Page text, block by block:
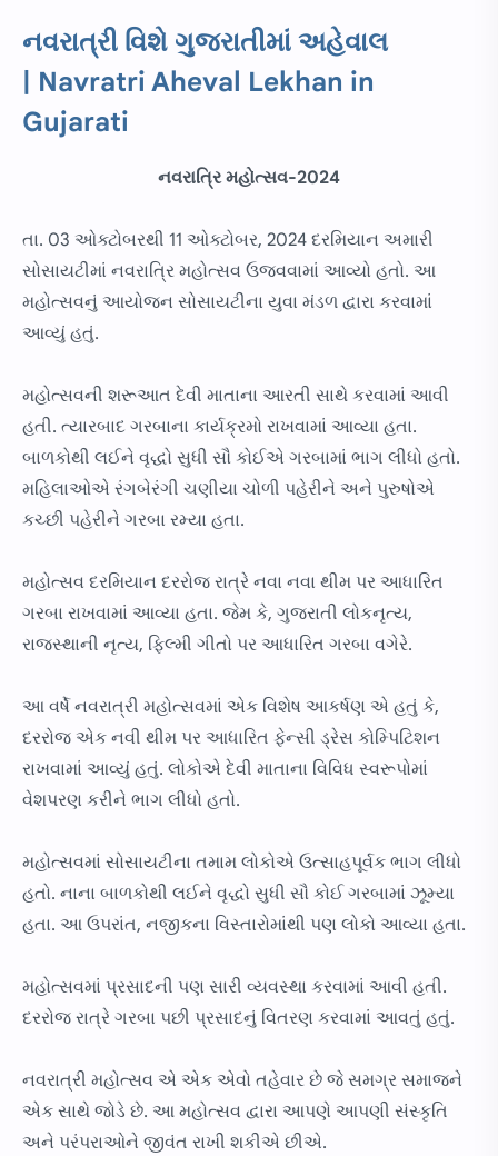
નવરાત્રી વિશે ગુજરાતીમાં અહેવાલ
| Navratri Aheval Lekhan in
Gujarati
નવરાત્રિ મહોત્સવ-2024
તા. 03 ઓક્ટોબરથી 11 ઓક્ટોબર, 2024 દરમિયાન અમારી
સોસાયટીમાં નવરાત્રિ મહોત્સવ ઉજવવામાં આવ્યો હતો. આ
મહોત્સવનું આયોજન સોસાયટીના યુવા મંડળ દ્વારા કરવામાં
આવ્યું હતું.
મહોત્સવની શરૂઆત દેવી માતાના આરતી સાથે કરવામાં આવી
હતી. ત્યારબાદ ગરબાના કાર્યક્રમો રાખવામાં આવ્યા હતા.
બાળકોથી લઈને વૃદ્ધો સુધી સૌ કોઈએ ગરબામાં ભાગ લીધો હતો.
મહિલાઓએ રંગબેરંગી ચણીયા ચોળી પહેરીને અને પુરુષોએ
કચ્છી પહેરીને ગરબા રમ્યા હતા.
મહોત્સવ દરમિયાન દરરોજ રાત્રે નવા નવા થીમ પર આધારિત
ગરબા રાખવામાં આવ્યા હતા. જેમ કે, ગુજરાતી લોકનૃત્ય,
રાજસ્થાની નૃત્ય, ફિલ્મી ગીતો પર આધારિત ગરબા વગેરે.
આ વર્ષે નવરાત્રી મહોત્સવમાં એક વિશેષ આકર્ષણ એ હતું કે,
દરરોજ એક નવી થીમ પર આધારિત ફેન્સી ડ્રેસ કોમ્પિટિશન
રાખવામાં આવ્યું હતું. લોકોએ દેવી માતાના વિવિધ સ્વરૂપોમાં
વેશપરણ કરીને ભાગ લીધો હતો.
મહોત્સવમાં સોસાયટીના તમામ લોકોએ ઉત્સાહપૂર્વક ભાગ લીધો
હતો. નાના બાળકોથી લઈને વૃદ્ધો સુધી સૌ કોઈ ગરબામાં ઝૂમ્યા
હતા. આ ઉપરાંત, નજીકના વિસ્તારોમાંથી પણ લોકો આવ્યા હતા.
મહોત્સવમાં પ્રસાદની પણ સારી વ્યવસ્થા કરવામાં આવી હતી.
દરરોજ રાત્રે ગરબા પછી પ્રસાદનું વિતરણ કરવામાં આવતું હતું.
નવરાત્રી મહોત્સવ એ એક એવો તહેવાર છે જે સમગ્ર સમાજને
એક સાથે જોડે છે. આ મહોત્સવ દ્વારા આપણે આપણી સંસ્કૃતિ
અને પરંપરાઓને જીવંત રાખી શકીએ છીએ.